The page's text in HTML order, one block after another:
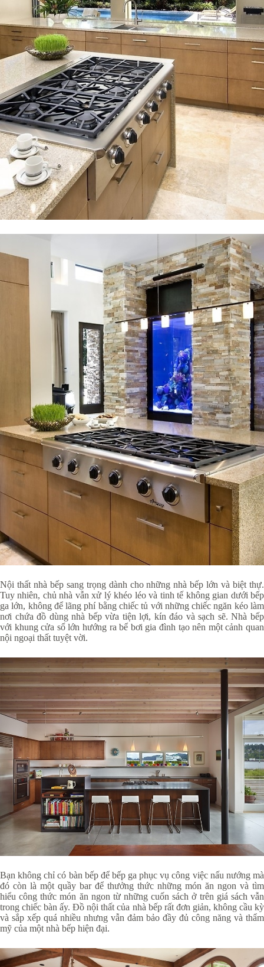
Nội thất nhà bếp sang trọng dành cho những nhà bếp lớn và biệt thự.
Tuy nhiên, chủ nhà vẫn xử lý khéo léo và tinh tế không gian dưới bếp
ga lớn, không để lãng phí bằng chiếc tủ với những chiếc ngăn kéo làm
nơi chứa đồ dùng nhà bếp vừa tiện lợi, kín đáo và sạch sẽ. Nhà bếp
với khung cửa sổ lớn hướng ra bể bơi gia đình tạo nên một cảnh quan
nội ngoại thất tuyệt vời.
Bạn không chỉ có bàn bếp để bếp ga phục vụ công việc nấu nướng mà
đó còn là một quầy bar để thưởng thức những món ăn ngon và tìm
hiểu công thức món ăn ngon từ những cuốn sách ở trên giá sách vẫn
trong chiếc bàn ấy. Đồ nội thất của nhà bếp rất đơn giản, không cầu kỳ
và sắp xếp quá nhiều nhưng vẫn đảm bảo đầy đủ công năng và thẩm
mỹ của một nhà bếp hiện đại.